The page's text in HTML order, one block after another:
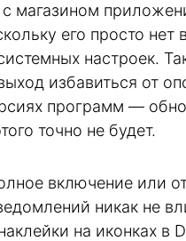
с магазином
его просто нет
настроек.
избавиться от
программ —
точно не будет.
включение или
никак не
на иконках в